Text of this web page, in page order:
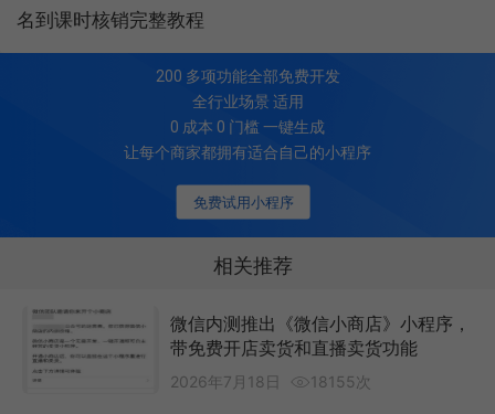
名到课时核销完整教程
免费试用小程序
200 多项功能全部免费开发
全行业场景 适用
0 成本 0 门槛 一键生成
让每个商家都拥有适合自己的小程序
相关推荐
微信内测推出《微信小商店》小程序，
带免费开店卖货和直播卖货功能
2026年7月18日 18155次